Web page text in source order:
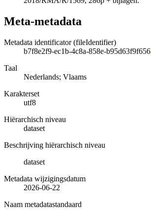
Meta-metadata
Metadata identificator (fileIdentifier)
b7f8e2f9-ec1b-4c8a-858e-b95d63f9f656
Taal
Nederlands; Vlaams
Karakterset
utf8
Hiërarchisch niveau
dataset
Beschrijving hiërarchisch niveau
dataset
Metadata wijzigingsdatum
2026-06-22
Naam metadatastandaard